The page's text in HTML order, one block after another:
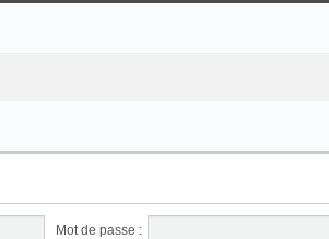
Mot de passe :